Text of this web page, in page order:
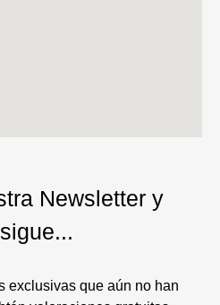
Newsletter y
exclusivas que aún no han